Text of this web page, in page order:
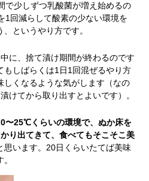
で少しずつ乳酸菌が増え始めるの
1回減らして酸素の少ない環境を
というやり方です。
に、捨て漬け期間が終わるのです
もしばらくは1日1回混ぜるやり方
しくなるような気がします（なの
けてから取り出すとよいです）。
〜25℃くらいの環境で、ぬか床を
り出てきて、食べてもそこそこ美
思います。20日くらいたてば美味